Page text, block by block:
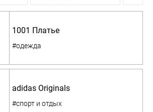
1001 Платье
#одежда
adidas Originals
#спорт и отдых